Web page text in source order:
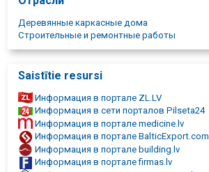
производство жилых домов
сделать сауну
модульные здания
постройки из морских контейнеров
строительная компания в Латвии
стационарные сауны
контейнерные сауны
влажная баня
каркасные конструкции
здания со стальным каркасом
контейнерные здания
Деревянные каркасные дома
Строительные и ремонтные работы
Saistītie resursi
Информация в портале ZL.LV
Информация в сети порталов Pilseta24
Информация в портале medicine.lv
Информация в портале BalticExport.com
Информация в портале building.lv
Информация в портале firmas.lv